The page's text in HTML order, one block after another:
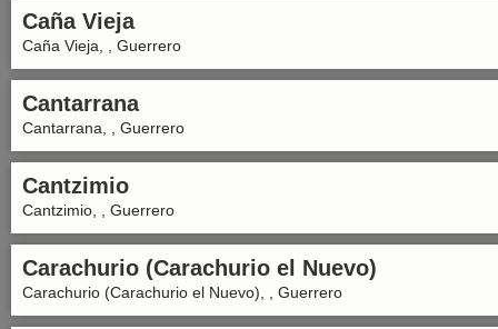
Caña Vieja
Caña Vieja, , Guerrero
Cantarrana
Cantarrana, , Guerrero
Cantzimio
Cantzimio, , Guerrero
Carachurio (Carachurio el Nuevo)
Carachurio (Carachurio el Nuevo), , Guerrero